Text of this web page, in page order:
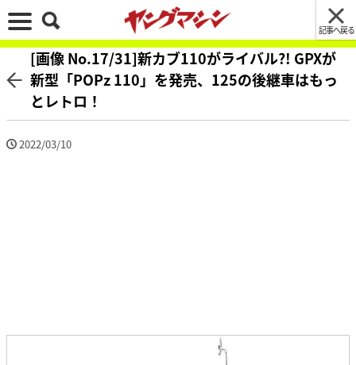
記事へ戻る
[画像 No.17/31]新カブ110がライバル?! GPXが
新型「POPz 110」を発売、125の後継車はもっ
とレトロ！
2022/03/10